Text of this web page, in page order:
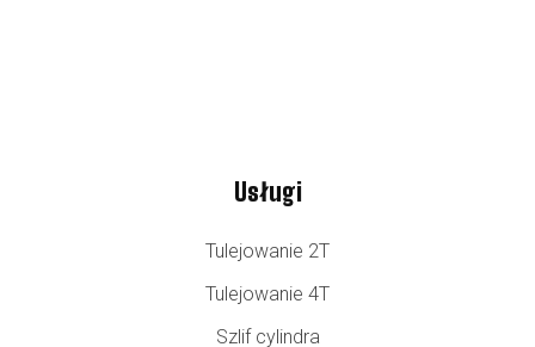
Usługi
Tulejowanie 2T
Tulejowanie 4T
Szlif cylindra